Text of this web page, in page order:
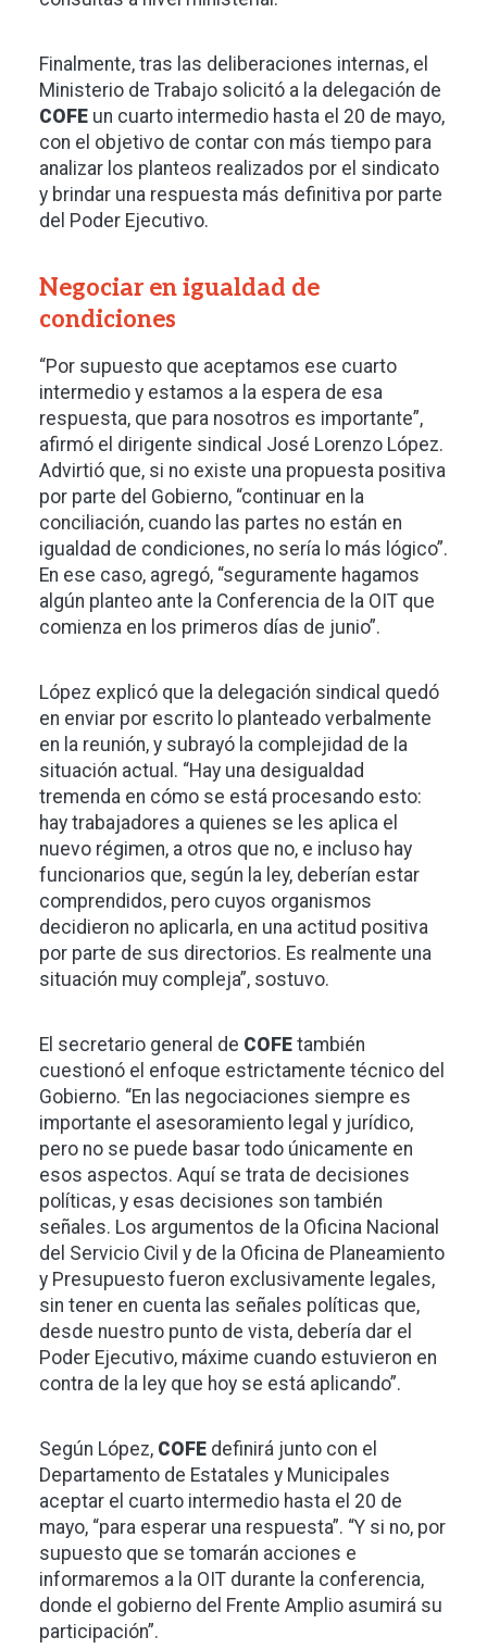
Finalmente, tras las deliberaciones internas, el
Ministerio de Trabajo solicitó a la delegación de
COFE un cuarto intermedio hasta el 20 de mayo,
con el objetivo de contar con más tiempo para
analizar los planteos realizados por el sindicato
y brindar una respuesta más definitiva por parte
del Poder Ejecutivo.
Negociar en igualdad de
condiciones
“Por supuesto que aceptamos ese cuarto
intermedio y estamos a la espera de esa
respuesta, que para nosotros es importante”,
afirmó el dirigente sindical José Lorenzo López.
Advirtió que, si no existe una propuesta positiva
por parte del Gobierno, “continuar en la
conciliación, cuando las partes no están en
igualdad de condiciones, no sería lo más lógico”.
En ese caso, agregó, “seguramente hagamos
algún planteo ante la Conferencia de la OIT que
comienza en los primeros días de junio”.
López explicó que la delegación sindical quedó
en enviar por escrito lo planteado verbalmente
en la reunión, y subrayó la complejidad de la
situación actual. “Hay una desigualdad
tremenda en cómo se está procesando esto:
hay trabajadores a quienes se les aplica el
nuevo régimen, a otros que no, e incluso hay
funcionarios que, según la ley, deberían estar
comprendidos, pero cuyos organismos
decidieron no aplicarla, en una actitud positiva
por parte de sus directorios. Es realmente una
situación muy compleja”, sostuvo.
El secretario general de COFE también
cuestionó el enfoque estrictamente técnico del
Gobierno. “En las negociaciones siempre es
importante el asesoramiento legal y jurídico,
pero no se puede basar todo únicamente en
esos aspectos. Aquí se trata de decisiones
políticas, y esas decisiones son también
señales. Los argumentos de la Oficina Nacional
del Servicio Civil y de la Oficina de Planeamiento
y Presupuesto fueron exclusivamente legales,
sin tener en cuenta las señales políticas que,
desde nuestro punto de vista, debería dar el
Poder Ejecutivo, máxime cuando estuvieron en
contra de la ley que hoy se está aplicando”.
Según López, COFE definirá junto con el
Departamento de Estatales y Municipales
aceptar el cuarto intermedio hasta el 20 de
mayo, “para esperar una respuesta”. “Y si no, por
supuesto que se tomarán acciones e
informaremos a la OIT durante la conferencia,
donde el gobierno del Frente Amplio asumirá su
participación”.